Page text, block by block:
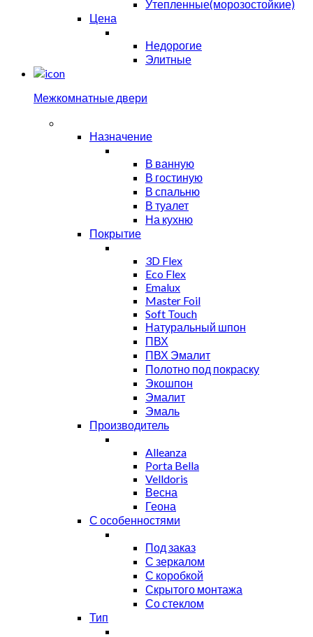
Утепленные(морозостойкие)
Цена
Недорогие
Элитные
Межкомнатные двери
Назначение
В ванную
В гостиную
В спальню
В туалет
На кухню
Покрытие
3D Flex
Eco Flex
Emalux
Master Foil
Soft Touch
Натуральный шпон
ПВХ
ПВХ Эмалит
Полотно под покраску
Экошпон
Эмалит
Эмаль
Производитель
Alleanza
Porta Bella
Velldoris
Весна
Геона
С особенностями
Под заказ
С зеркалом
С коробкой
Скрытого монтажа
Со стеклом
Тип